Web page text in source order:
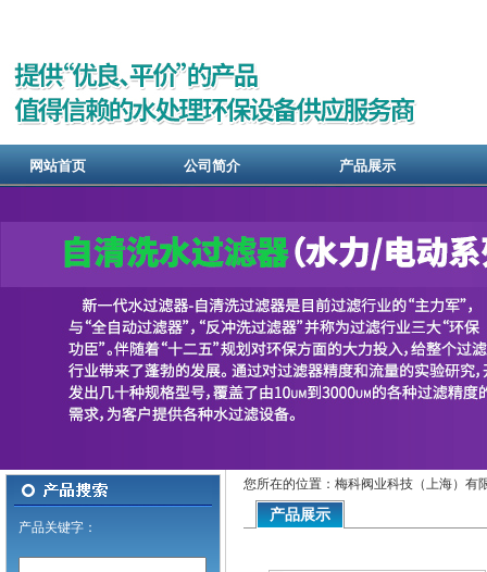
网站首页 公司简介 产品展示
产品关键字：
您所在的位置：梅科阀业科技（上海）有
产品展示